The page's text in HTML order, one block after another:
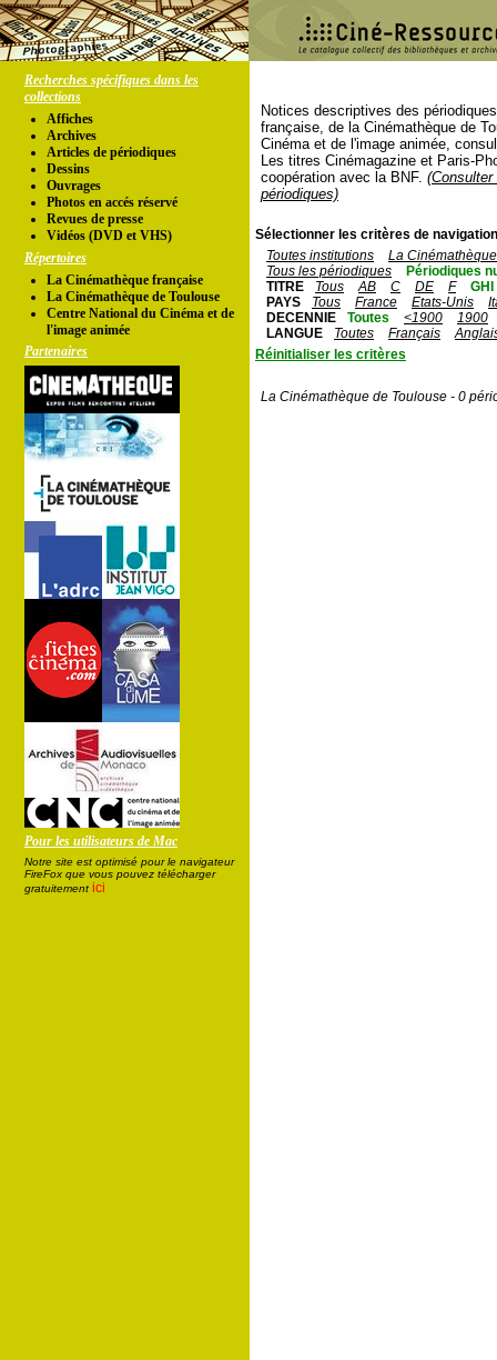
Recherches spécifiques dans les
collections
Affiches
Archives
Articles de périodiques
Dessins
Ouvrages
Photos en accés réservé
Revues de presse
Vidéos (DVD et VHS)
Répertoires
La Cinémathèque française
La Cinémathèque de Toulouse
Centre National du Cinéma et de
l'image animée
Partenaires
Pour les utilisateurs de Mac
Notre site est optimisé pour le navigateur
FireFox que vous pouvez télécharger
gratuitement ici
Notices descriptives des
française, de la Cinémathèque de
Cinéma et de l'image animée,
Les titres Cinémagazine et Paris-
coopération avec la BNF.
périodiques)
Sélectionner les critères de
Toutes institutions
La
Tous les périodiques
Périodiques
TITRE
Tous AB C DE F
GHI
PAYS
Tous France Etats-Unis
DECENNIE
Toutes <1900
1900
LANGUE
Toutes Français
Réinitialiser les critères
La Cinémathèque de Toulouse - 0